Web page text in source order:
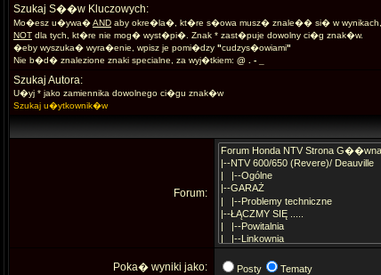
Szukaj S��w Kluczowych:
Mo�esz u�ywa�AND aby okre�la�, kt�re s�owa musz� znale�� si� w wynikach,
NOT dla tych, kt�re nie mog� wyst�pi�. Znak * zast�puje dowolny ci�g znak�w.
�eby wyszuka� wyra�enie, wpisz je pomi�dzy "cudzys�owiami"
Nie b�d� znalezione znaki specialne, za wyj�tkiem: @ . - _
Szukaj Autora:
U�yj * jako zamiennika dowolnego ci�gu znak�w
Szukaj u�ytkownik�w
Forum:
Poka� wyniki jako: Posty Tematy